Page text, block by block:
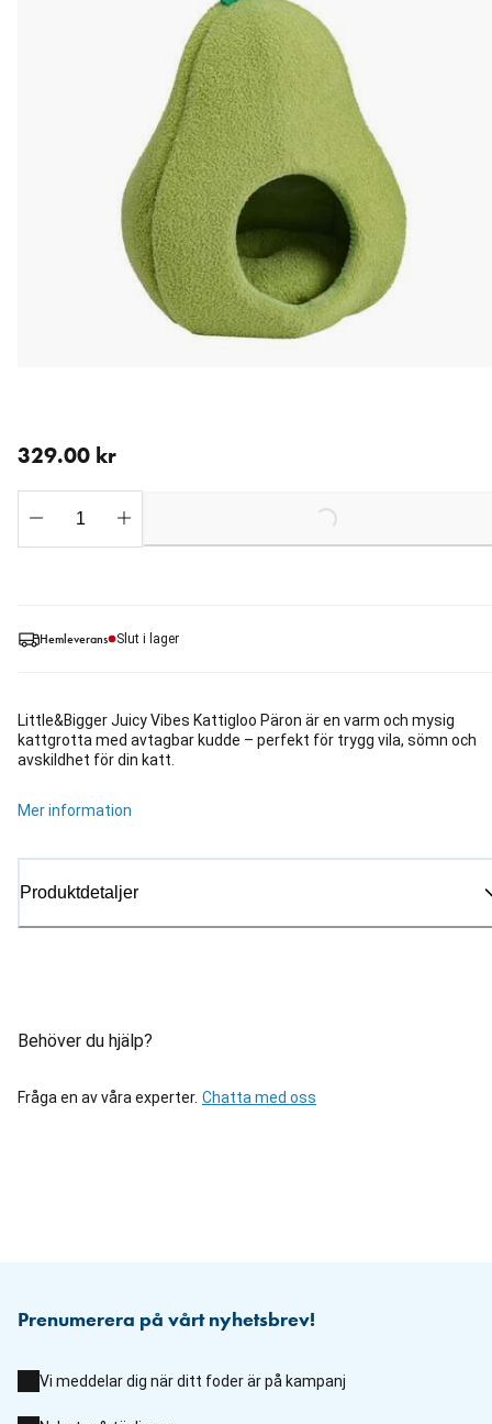
Hemleverans Slut i lager
Little&Bigger Juicy Vibes Kattigloo Päron är en varm och mysig
kattgrotta med avtagbar kudde – perfekt för trygg vila, sömn och
avskildhet för din katt.
Mer information
Produktdetaljer
Behöver du hjälp?
Fråga en av våra experter. Chatta med oss
329.00 kr
Prenumerera på vårt nyhetsbrev!
Vi meddelar dig när ditt foder är på kampanj